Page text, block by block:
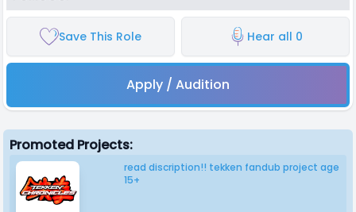
Save This Role Hear all 0
Apply / Audition
Promoted Projects:
read discription!! tekken fandub project age
15+